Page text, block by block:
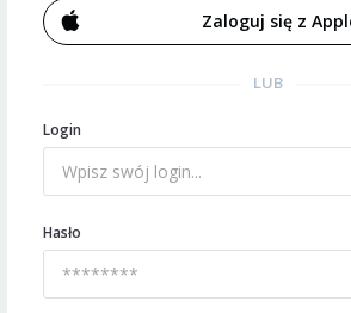
Zaloguj się z
LUB
Login
Hasło